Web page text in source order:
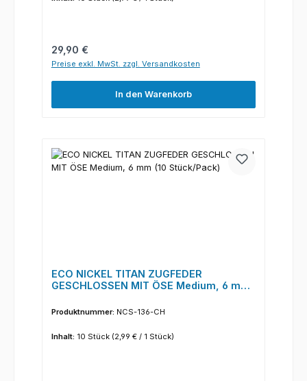
Regulärer Preis:
29,90 €
Preise exkl. MwSt. zzgl. Versandkosten
In den Warenkorb
ECO NICKEL TITAN ZUGFEDER
GESCHLOSSEN MIT ÖSE Medium, 6 mm
Produktnummer: NCS-136-CH
Inhalt: 10 Stück (2,99 € / 1 Stück)